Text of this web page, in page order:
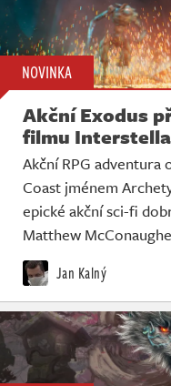
NOVINKA
Akční Exodus
filmu
Akční RPG adventura
Coast jménem
epické akční sci-fi
Matthew
Jan Kalný